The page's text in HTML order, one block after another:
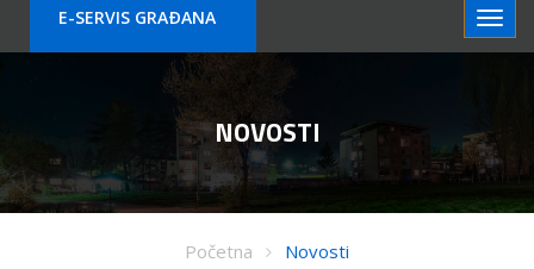
E-SERVIS GRAÐANA
NOVOSTI
Početna Novosti